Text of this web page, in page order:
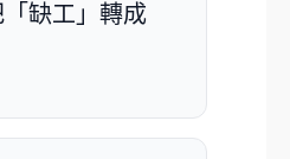
缺工」轉成